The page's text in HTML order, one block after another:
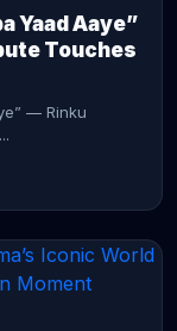
Yaad Aaye”
Touches
— Rinku